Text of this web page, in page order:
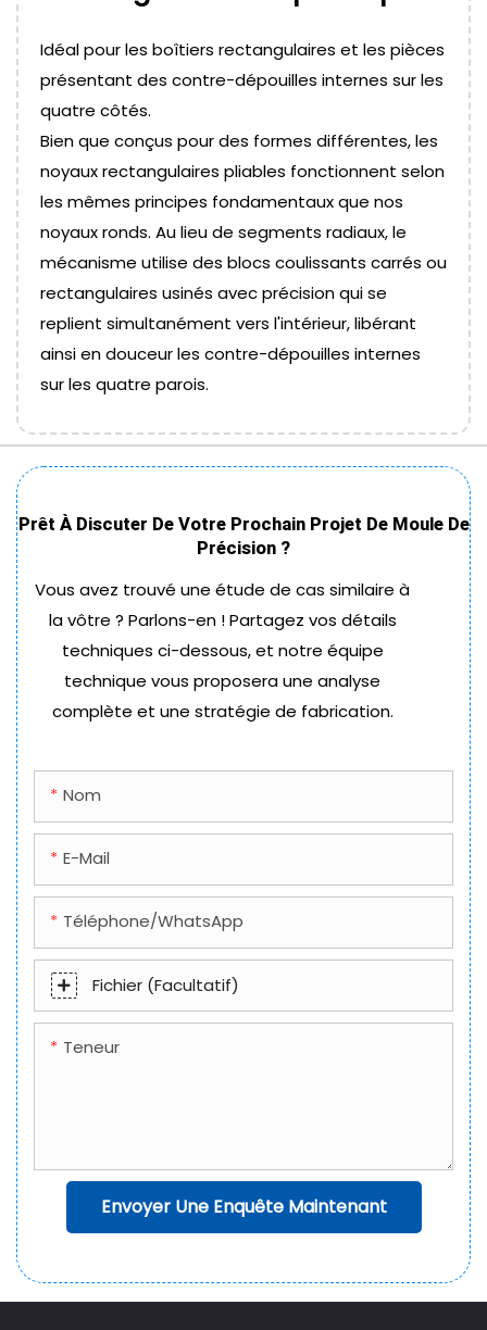
Idéal pour les boîtiers rectangulaires et les pièces
présentant des contre-dépouilles internes sur les
quatre côtés.
Bien que conçus pour des formes différentes, les
noyaux rectangulaires pliables fonctionnent selon
les mêmes principes fondamentaux que nos
noyaux ronds. Au lieu de segments radiaux, le
mécanisme utilise des blocs coulissants carrés ou
rectangulaires usinés avec précision qui se
replient simultanément vers l'intérieur, libérant
ainsi en douceur les contre-dépouilles internes
sur les quatre parois.
Prêt À Discuter De Votre Prochain Projet De Moule De
Précision ?
Vous avez trouvé une étude de cas similaire à
la vôtre ? Parlons-en ! Partagez vos détails
techniques ci-dessous, et notre équipe
technique vous proposera une analyse
complète et une stratégie de fabrication.
Nom
E-Mail
Téléphone/WhatsApp
Fichier (facultatif)
Teneur
Envoyer Une Enquête Maintenant